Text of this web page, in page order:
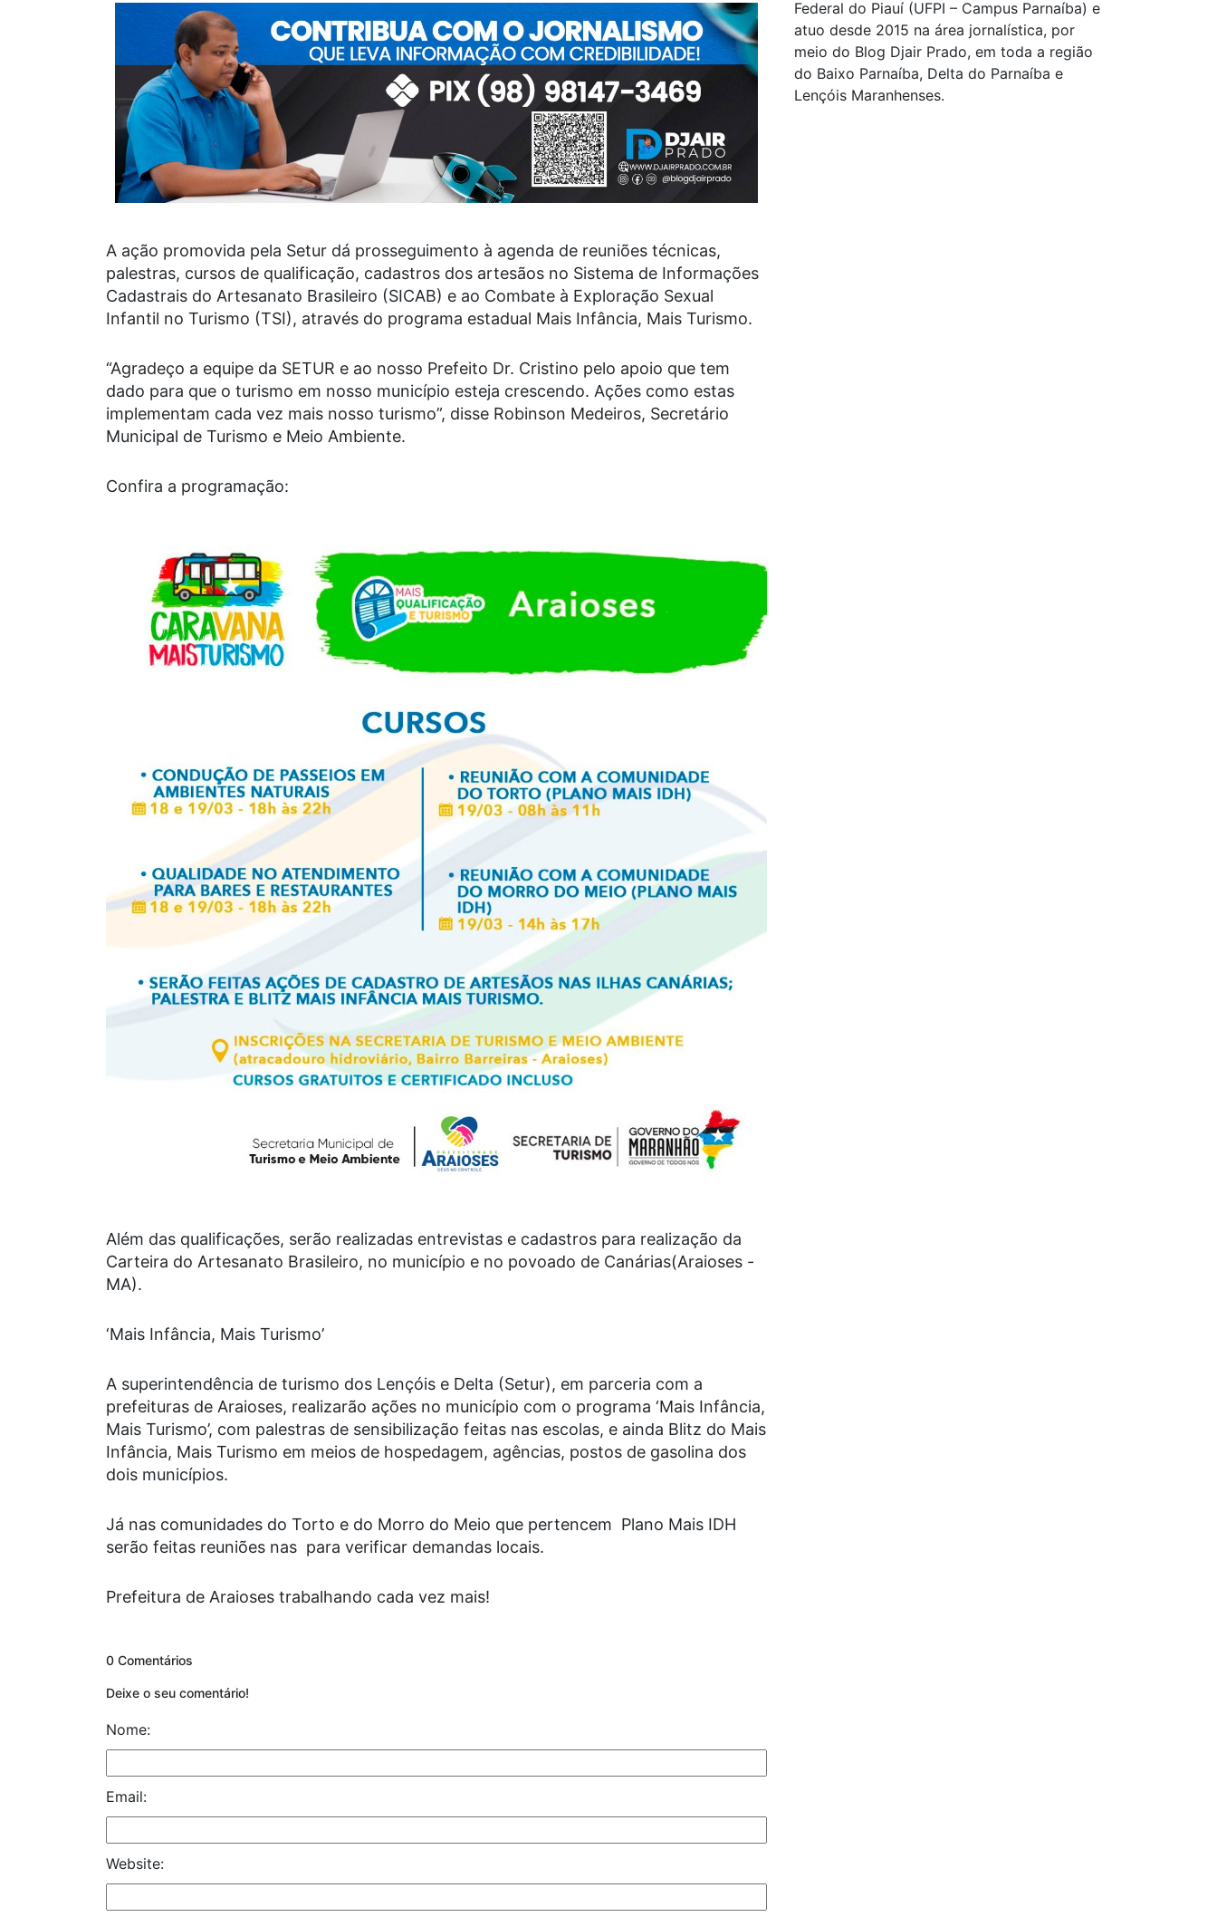
A ação promovida pela Setur dá prosseguimento à agenda de reuniões técnicas,
palestras, cursos de qualificação, cadastros dos artesãos no Sistema de Informações
Cadastrais do Artesanato Brasileiro (SICAB) e ao Combate à Exploração Sexual
Infantil no Turismo (TSI), através do programa estadual Mais Infância, Mais Turismo.
“Agradeço a equipe da SETUR e ao nosso Prefeito Dr. Cristino pelo apoio que tem
dado para que o turismo em nosso município esteja crescendo. Ações como estas
implementam cada vez mais nosso turismo”, disse Robinson Medeiros, Secretário
Municipal de Turismo e Meio Ambiente.
Confira a programação:
Além das qualificações, serão realizadas entrevistas e cadastros para realização da
Carteira do Artesanato Brasileiro, no município e no povoado de Canárias(Araioses -
MA).
‘Mais Infância, Mais Turismo’
A superintendência de turismo dos Lençóis e Delta (Setur), em parceria com a
prefeituras de Araioses, realizarão ações no município com o programa ‘Mais Infância,
Mais Turismo’, com palestras de sensibilização feitas nas escolas, e ainda Blitz do Mais
Infância, Mais Turismo em meios de hospedagem, agências, postos de gasolina dos
dois municípios.
Já nas comunidades do Torto e do Morro do Meio que pertencem Plano Mais IDH
serão feitas reuniões nas para verificar demandas locais.
Prefeitura de Araioses trabalhando cada vez mais!
0 Comentários
Deixe o seu comentário!
Nome:
Email:
Website:
Federal do Piauí (UFPI – Campus Parnaíba) e
atuo desde 2015 na área jornalística, por
meio do Blog Djair Prado, em toda a região
do Baixo Parnaíba, Delta do Parnaíba e
Lençóis Maranhenses.